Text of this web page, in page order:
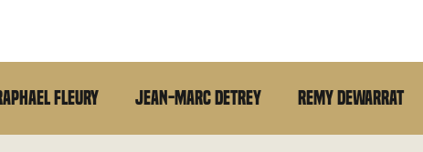
Fleury Jean-Marc Detrey Remy Dewarrat